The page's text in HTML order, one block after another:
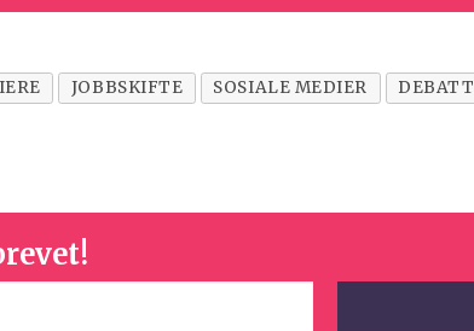
JOBBSKIFTE SOSIALE MEDIER DEBATT